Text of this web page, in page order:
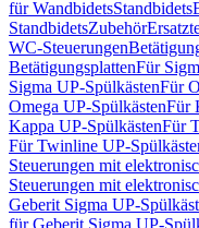
für WandbidetsStandbidets
StandbidetsZubehör
WC-Steuerungen
BetätigungsplattenFür
Sigma UP-SpülkästenFür
Omega UP-SpülkästenFür
Kappa UP-SpülkästenFür
Für Twinline UP-
Steuerungen mit
Steuerungen mit
Geberit Sigma UP-
für Geberit Sigma UP-